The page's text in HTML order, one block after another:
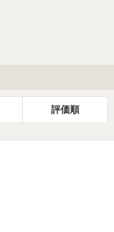
評価順